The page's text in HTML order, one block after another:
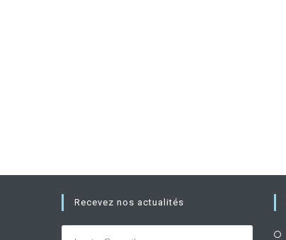
Recevez nos actualités